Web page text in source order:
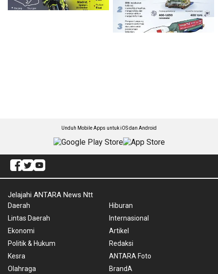
Unduh Mobile Apps untuk iOS dan Android
Jelajahi ANTARA News Ntt
Daerah
Lintas Daerah
Ekonomi
Politik & Hukum
Kesra
Olahraga
Hiburan
Internasional
Artikel
Redaksi
ANTARA Foto
BrandA